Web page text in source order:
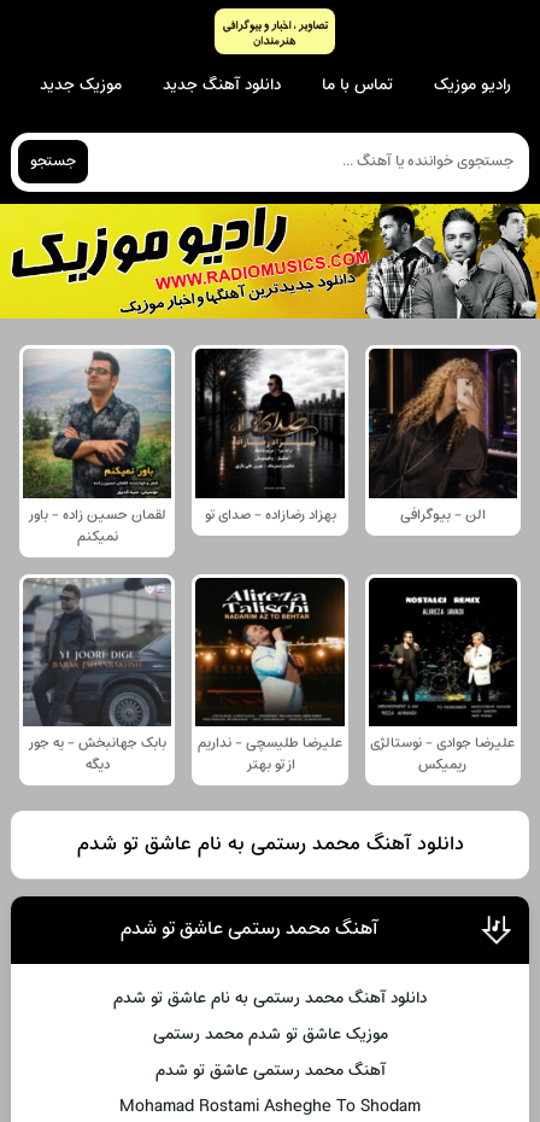
رادیو موزیک تماس با ما دانلود آهنگ جدید موزیک جدید
جستجو
الن - بیوگرافی بهزاد رضازاده - صدای تو
لقمان حسین زاده - باور
نمیکنم
علیرضا جوادی - نوستالژی
ریمیکس
علیرضا طلیسچی - نداریم
از تو بهتر
بابک جهانبخش - یه جور
دیگه
دانلود آهنگ محمد رستمی به نام عاشق تو شدم
آهنگ محمد رستمی عاشق تو شدم
دانلود آهنگ محمد رستمی به نام عاشق تو شدم
موزیک عاشق تو شدم محمد رستمی
آهنگ محمد رستمی عاشق تو شدم
Mohamad Rostami Asheghe To Shodam